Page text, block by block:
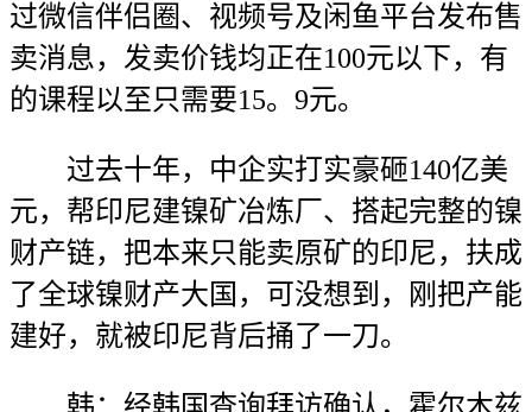
过微信伴侣圈、视频号及闲鱼平台发布售
卖消息，发卖价钱均正在100元以下，有
的课程以至只需要15。9元。
过去十年，中企实打实豪砸140亿美
元，帮印尼建镍矿冶炼厂、搭起完整的镍
财产链，把本来只能卖原矿的印尼，扶成
了全球镍财产大国，可没想到，刚把产能
建好，就被印尼背后捅了一刀。